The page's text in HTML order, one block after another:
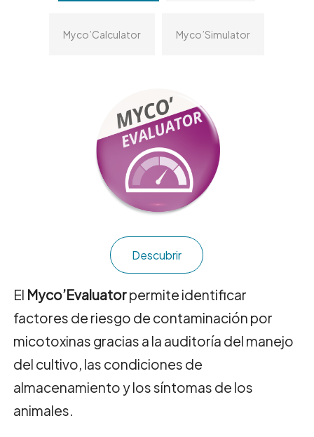
Myco’Calculator Myco’Simulator
Descubrir
El Myco’Evaluatorpermite identificar
factores de riesgo de contaminación por
micotoxinas gracias a la auditoría del manejo
del cultivo, las condiciones de
almacenamiento y los síntomas de los
animales.